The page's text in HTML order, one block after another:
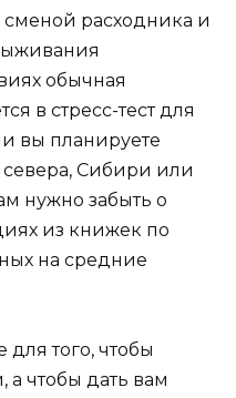
сменой расходника и
обычная
в стресс-тест для
вы планируете
Сибири или
нужно забыть о
из книжек по
на средние
для того, чтобы
а чтобы дать вам